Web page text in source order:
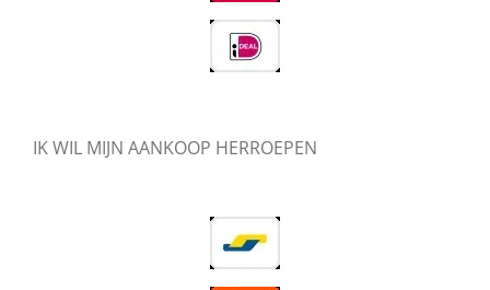
IK WIL MIJN AANKOOP HERROEPEN